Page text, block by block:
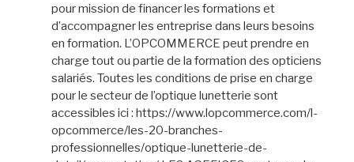
pour mission de financer les formations et
d’accompagner les entreprise dans leurs besoins
en formation. L’OPCOMMERCE peut prendre en
charge tout ou partie de la formation des opticiens
salariés. Toutes les conditions de prise en charge
pour le secteur de l’optique lunetterie sont
accessibles ici : https://www.lopcommerce.com/l-
opcommerce/les-20-branches-
professionnelles/optique-lunetterie-de-